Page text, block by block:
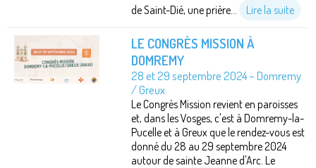
de Saint-Dié, une prière...
Lire la suite
LE CONGRÈS MISSION À
DOMREMY
28 et 29 septembre 2024 – Domremy
/ Greux
Le Congrès Mission revient en paroisses
et, dans les Vosges, c'est à Domremy-la-
Pucelle et à Greux que le rendez-vous est
donné du 28 au 29 septembre 2024
autour de sainte Jeanne d'Arc. Le